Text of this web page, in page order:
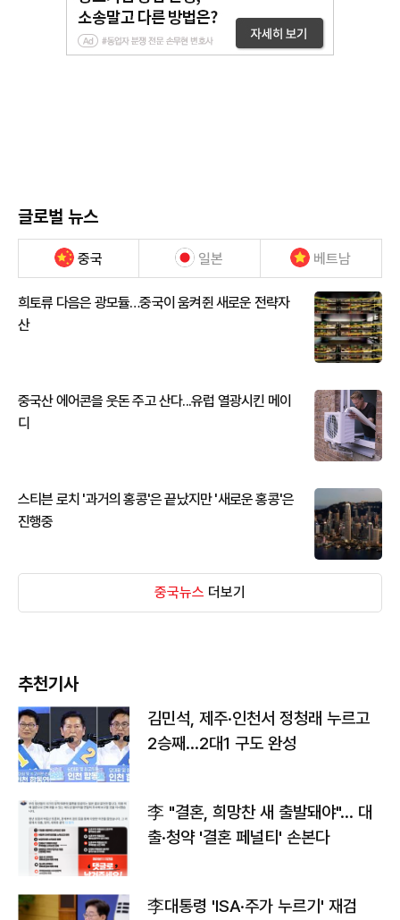
글로벌 뉴스
중국 일본 베트남
희토류 다음은 광모듈…중국이 움켜쥔 새로운 전략자
산
중국산 에어콘을 웃돈 주고 산다...유럽 열광시킨 메이
디
스티븐 로치 '과거의 홍콩'은 끝났지만 '새로운 홍콩'은
진행중
중국뉴스 더보기
추천기사
김민석, 제주·인천서 정청래 누르고
2승째…2대1 구도 완성
李 "결혼, 희망찬 새 출발돼야"… 대
출·청약 '결혼 페널티' 손본다
李대통령 'ISA·주가 누르기' 재검